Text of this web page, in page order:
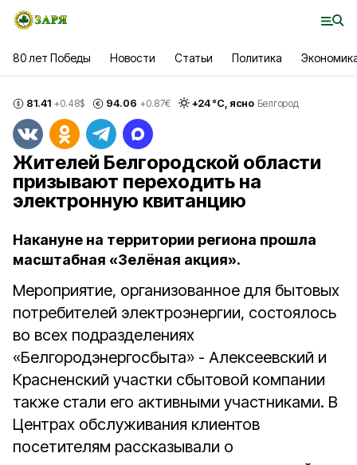
80 лет Победы Новости Статьи Политика
81.41 +0.48$ 94.06 +0.87€ +24°С, ясно Белгород
Жителей Белгородской области
призывают переходить на
электронную квитанцию
Накануне на территории региона прошла
масштабная «Зелёная акция».
Мероприятие, организованное для бытовых
потребителей электроэнергии, состоялось
во всех подразделениях
«Белгородэнергосбыта» - Алексеевский и
Красненский участки сбытовой компании
также стали его активными участниками. В
Центрах обслуживания клиентов
посетителям рассказывали о